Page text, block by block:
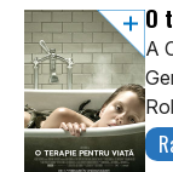
O
A